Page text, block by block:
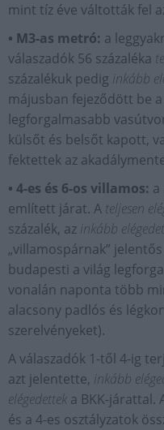
mint tíz éve váltották fel
• M3-as metró: a
válaszadók 56 százaléka
százalékuk pedig inkább
májusban fejeződött be
legforgalmasabb
külsőt és belsőt kapott,
fektettek az
• 4-es és 6-os villamos: a
említett járat. A teljesen
százalék, az inkább
„villamospárnak”
budapesti a világ
vonalán naponta több
alacsony padlós és
szerelvényeket).
A válaszadók 1-től 4-ig
azt jelentette, inkább
elégedettek a BKK-járattal.
és a 4-es osztályzatok